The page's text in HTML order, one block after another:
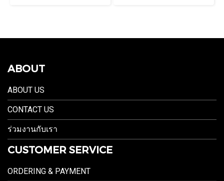
ABOUT
ABOUT US
CONTACT US
ร่วมงานกับเรา
CUSTOMER SERVICE
ORDERING & PAYMENT